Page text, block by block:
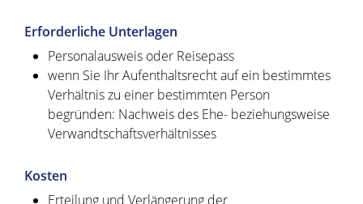
Erforderliche Unterlagen
Personalausweis oder Reisepass
wenn Sie Ihr Aufenthaltsrecht auf ein bestimmtes
Verhältnis zu einer bestimmten Person
begründen: Nachweis des Ehe- beziehungsweise
Verwandtschaftsverhältnisses
Kosten
Erteilung und Verlängerung der